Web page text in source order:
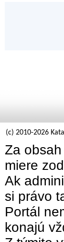
(c) 2010-2026
Za
miere
Ak
si právo
Portál
konajú